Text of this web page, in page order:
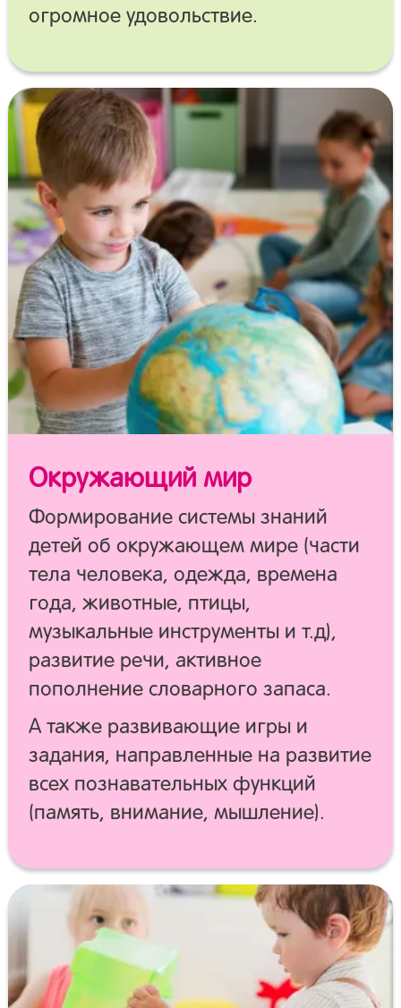
огромное удовольствие.
Окружающий мир
Формирование системы знаний
детей об окружающем мире (части
тела человека, одежда, времена
года, животные, птицы,
музыкальные инструменты и т.д),
развитие речи, активное
пополнение словарного запаса.
А также развивающие игры и
задания, направленные на развитие
всех познавательных функций
(память, внимание, мышление).